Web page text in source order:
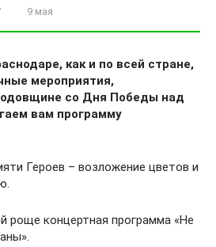
9 мая
как и по всей стране,
мероприятия,
со Дня Победы над
вам программу
Героев – возложение цветов и
роще концертная программа «Не